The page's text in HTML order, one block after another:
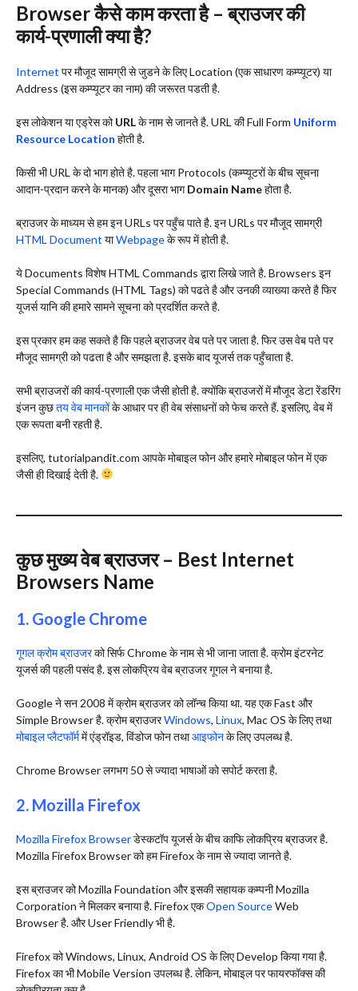
Browser कैसे काम करता है – ब्राउजर की
कार्य-प्रणाली क्या है?
Internet पर मौजूद सामग्री से जुडने के लिए Location (एक साधारण कम्प्यूटर) या
Address (इस कम्प्यूटर का नाम) की जरूरत पडती है.
इस लोकेशन या एड्रेस कोURLके नाम से जानते है. URL की Full Form Uniform
Resource Location होती है.
किसी भी URL के दो भाग होते है. पहला भाग Protocols (कम्प्यूटरों के बीच सूचना
आदान-प्रदान करने के मानक) और दूसरा भागDomain Nameहोता है.
ब्राउजर के माध्यम से हम इन URLs पर पहुँच पाते है. इन URLs पर मौजूद सामग्री
HTML Document याWebpageके रूप में होती है.
ये Documents विशेष HTML Commands द्वारा लिखे जाते है. Browsers इन
Special Commands (HTML Tags) को पढते है और उनकी व्याख्या करते है फिर
यूजर्स यानि की हमारे सामने सूचना को प्रदर्शित करते है.
इस प्रकार हम कह सकते है कि पहले ब्राउजर वेब पते पर जाता है. फिर उस वेब पते पर
मौजूद सामग्री को पढता है और समझता है. इसके बाद यूजर्स तक पहुँचाता है.
सभी ब्राउजरों की कार्य-प्रणाली एक जैसी होती है. क्योंकि ब्राउजरों में मौजूद डेटा रेंडरिंग
इंजन कुछतय वेब मानकोंके आधार पर ही वेब संसाधनों को फेच करते हैं. इसलिए, वेब में
एक रूपता बनी रहती है.
इसलिए, tutorialpandit.com आपके मोबाइल फोन और हमारे मोबाइल फोन में एक
जैसी ही दिखाई देती है.
कुछ मुख्य वेब ब्राउजर – Best Internet
Browsers Name
1. Google Chrome
गूगल क्रोम ब्राउजरको सिर्फ Chrome के नाम से भी जाना जाता है. क्रोम इंटरनेट
यूजर्स की पहली पसंद है. इस लोकप्रिय वेब ब्राउजर गूगल ने बनाया है.
Google ने सन 2008 में क्रोम ब्राउजर को लॉन्च किया था. यह एक Fast और
Simple Browser है. क्रोम ब्राउजरWindows, Linux, Mac OS के लिए तथा
मोबाइल प्लैटफॉर्ममें एंड्रॉइड, विंडोज फोन तथाआइफोनके लिए उपलब्ध है.
Chrome Browser लगभग 50 से ज्यादा भाषाओं को सपोर्ट करता है.
2. Mozilla Firefox
Mozilla Firefox Browserडेस्कटॉप यूजर्स के बीच काफि लोकप्रिय ब्राउजर है.
Mozilla Firefox Browser को हम Firefox के नाम से ज्यादा जानते है.
इस ब्राउजर को Mozilla Foundation और इसकी सहायक कम्पनी Mozilla
Corporation ने मिलकर बनाया है. Firefox एकOpen SourceWeb
Browser है. और User Friendly भी है.
Firefox को Windows, Linux, Android OS के लिए Develop किया गया है.
Firefox का भी Mobile Version उपलब्ध है. लेकिन, मोबाइल पर फायरफॉक्स की